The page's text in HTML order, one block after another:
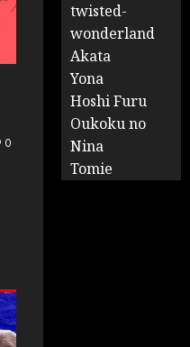
0
twisted-
wonderland
Akata
Yona
Hoshi Furu
Oukoku no
Nina
Tomie